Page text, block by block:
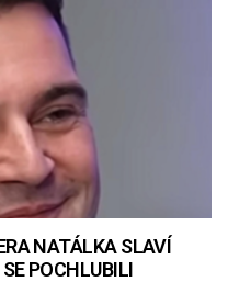
NATÁLKA SLAVÍ
POCHLUBILI